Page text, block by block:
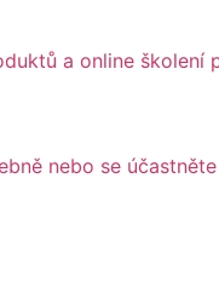
a online
nebo se